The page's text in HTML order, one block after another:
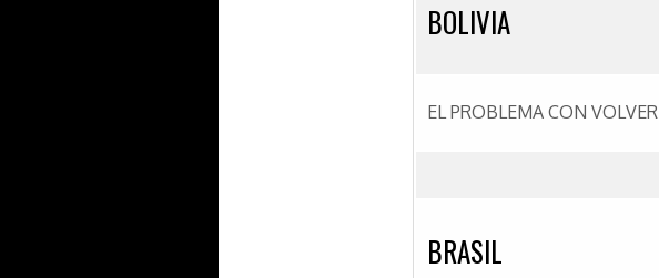
BOLIVIA
EL PROBLEMA CON VOLVER
BRASIL